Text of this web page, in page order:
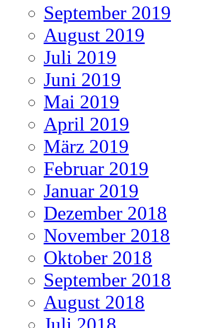
September 2019
August 2019
Juli 2019
Juni 2019
Mai 2019
April 2019
März 2019
Februar 2019
Januar 2019
Dezember 2018
November 2018
Oktober 2018
September 2018
August 2018